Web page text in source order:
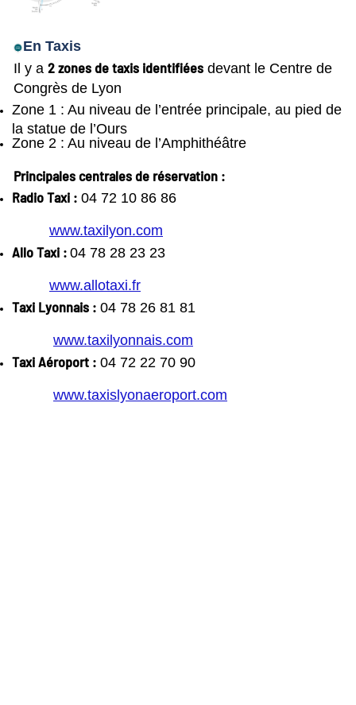
En Taxis
Il y a 2 zones de taxis identifiées devant le Centre de
Congrès de Lyon
Zone 1 : Au niveau de l’entrée principale, au pied de
la statue de l’Ours
Zone 2 : Au niveau de l’Amphithéâtre
Principales centrales de réservation :
Radio Taxi : 04 72 10 86 86
www.taxilyon.com
Allo Taxi : 04 78 28 23 23
www.allotaxi.fr
Taxi Lyonnais : 04 78 26 81 81
www.taxilyonnais.com
Taxi Aéroport : 04 72 22 70 90
www.taxislyonaeroport.com